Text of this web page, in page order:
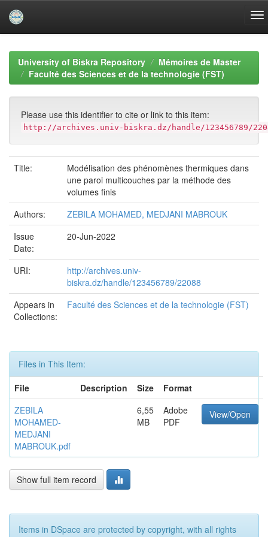
navigationUniversity of Biskra Repository
Mémoires de Master
Faculté des Sciences et de la technologie (FST)
Please use this identifier to cite or link to this item:
http://archives.univ-biskra.dz/handle/123456789/
Title:
Modélisation des phénomènes thermiques dans
une paroi multicouches par la méthode des
volumes finis
Authors:
ZEBILA MOHAMED, MEDJANI MABROUK
Issue
Date:
20-Jun-2022
URI:
http://archives.univ-
biskra.dz/handle/123456789/22088
Appears in
Collections:
Faculté des Sciences et de la technologie (FST)
Files in This Item:
File
Description Size
Format
ZEBILA
MOHAMED-
MEDJANI
MABROUK.pdf
6,55
MB
Adobe
PDF
View/Open
Show full item record
Items in DSpace are protected by copyright, with all rights